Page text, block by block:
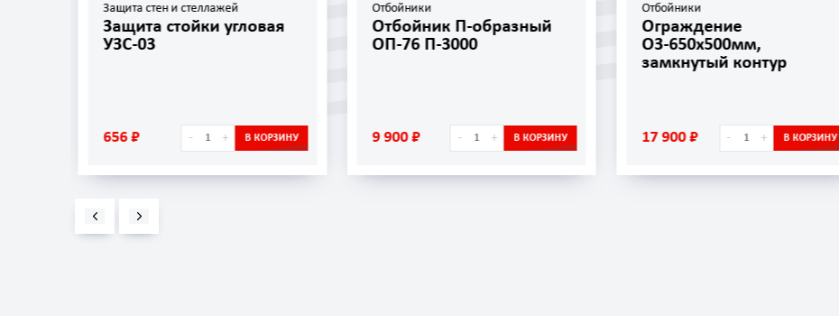
Защита стен и стеллажей
Защита стойки угловая
УЗС-03
656 ₽ - + В КОРЗИНУ
Отбойники
Отбойник П-образный
ОП-76 П-3000
9 900 ₽ - + В КОРЗИНУ
Отбойники
Ограждение
ОЗ-650х500мм,
замкнутый контур
17 900 ₽ - + В КОРЗИНУ